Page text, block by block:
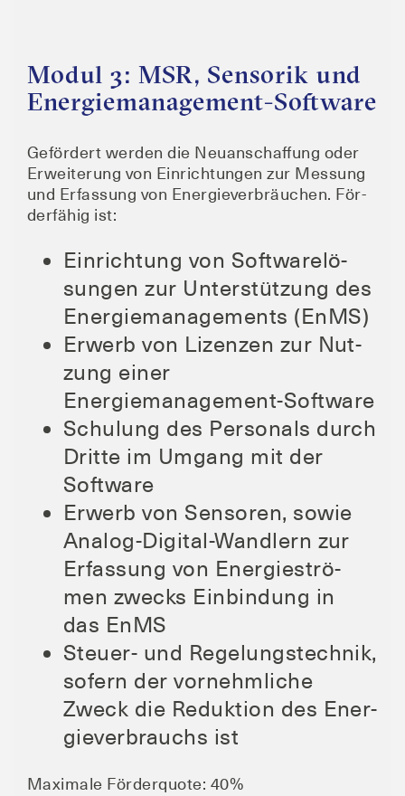
Modul 3: MSR, Sensorik und
Energiemanagement-Software
Geför­dert wer­den die Neu­an­schaf­fung oder
Erwei­te­rung von Ein­rich­tun­gen zur Mes­sung
und Erfas­sung von Ener­gie­ver­bräu­chen. För­
der­fä­hig ist:
Ein­rich­tung von Soft­ware­lö­
sun­gen zur Unter­stüt­zung des
Ener­gie­ma­nage­ments (EnMS)
Erwerb von Lizen­zen zur Nut­
zung einer
Energiemanagement-Software
Schu­lung des Per­so­nals durch
Drit­te im Umgang mit der
Software
Erwerb von Sen­so­ren, sowie
Ana­log-Digi­tal-Wand­lern zur
Erfas­sung von Ener­gie­strö­
men zwecks Ein­bin­dung in
das EnMS
Steu­er- und Rege­lungs­tech­nik,
sofern der vor­nehm­li­che
Zweck die Reduk­ti­on des Ener­
gie­ver­brauchs ist
Maxi­ma­le För­der­quo­te: 40%